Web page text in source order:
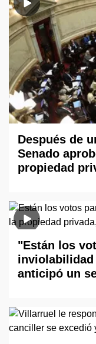
Después de
Senado
propiedad
"Están los
inviolabilidad
anticipó un